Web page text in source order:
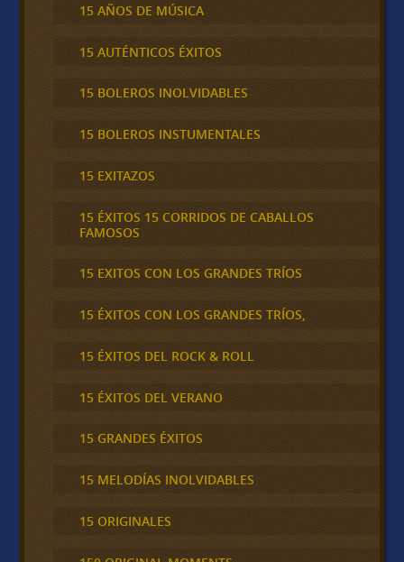
15 AÑOS DE MÚSICA
15 AUTÉNTICOS ÉXITOS
15 BOLEROS INOLVIDABLES
15 BOLEROS INSTUMENTALES
15 EXITAZOS
15 ÉXITOS 15 CORRIDOS DE CABALLOS
FAMOSOS
15 EXITOS CON LOS GRANDES TRÍOS
15 ÉXITOS CON LOS GRANDES TRÍOS,
15 ÉXITOS DEL ROCK & ROLL
15 ÉXITOS DEL VERANO
15 GRANDES ÉXITOS
15 MELODÍAS INOLVIDABLES
15 ORIGINALES